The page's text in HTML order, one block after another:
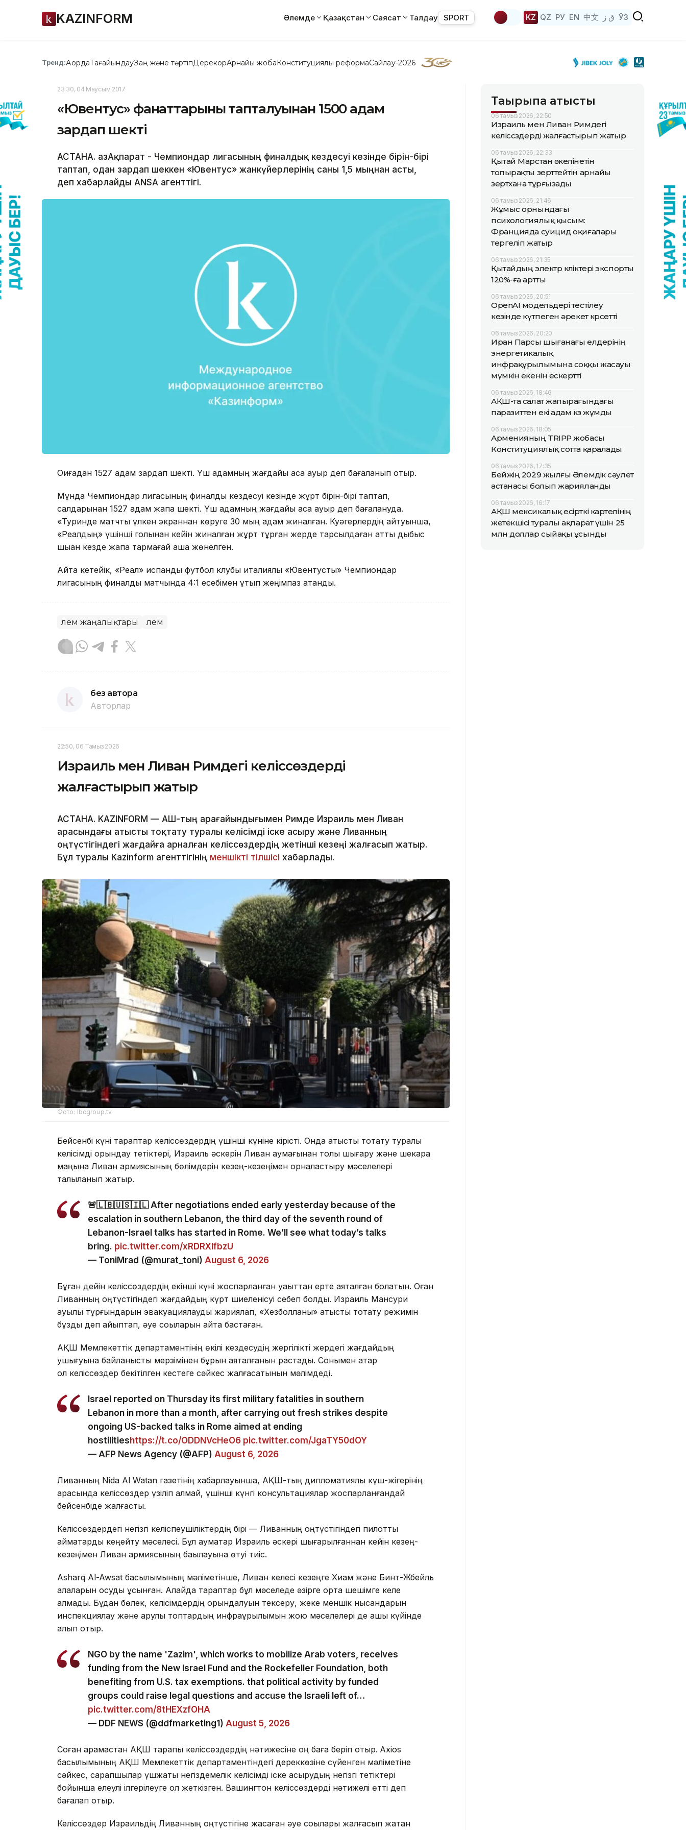
KAZINFORM Әлемде Қазақстан Саясат Талдау SPORT KZ QZ РУ EN 中文 ق ز ЎЗ
Тренд:АқордаТағайындауЗаң және тәртіпДерекқорАрнайы жобаКонституциялық реформаСайлау-2026
23:30, 04 Маусым 2017
«Ювентус» фанаттарының тапталуынан 1500 адам
зардап шекті
АСТАНА. ҚазАқпарат - Чемпиондар лигасының финалдық кездесуі кезінде бірін-бірі
таптап, одан зардап шеккен «Ювентус» жанкүйерлерінің саны 1,5 мыңнан асты,
деп хабарлайды ANSA агенттігі.
Оқиғадан 1527 адам зардап шекті. Үш адамның жағдайы аса ауыр деп бағаланып отыр.
Мұнда Чемпиондар лигасының финалдық кездесуі кезінде жұрт бірін-бірі таптап,
салдарынан 1527 адам жапа шекті. Үш адамның жағдайы аса ауыр деп бағалануда.
«Туринде матчты үлкен экраннан көруге 30 мың адам жиналған. Куәгерлердің айтуынша,
«Реалдың» үшінші голынан кейін жиналған жұрт тұрған жерде тарсылдаған қатты дыбыс
шыққан кезде жапа тармағай қаша жөнелген.
Айта кетейік, «Реал» испандық футбол клубы италиялық «Ювентусты» Чемпиондар
лигасының финалдық матчында 4:1 есебімен ұтып жеңімпаз атанды.
Әлем жаңалықтары Әлем
без автора
Авторлар
22:50, 06 Тамыз 2026
Израиль мен Ливан Римдегі келіссөздерді
жалғастырып жатыр
АСТАНА. KAZINFORM — АҚШ-тың арағайындығымен Римде Израиль мен Ливан
арасындағы атысты тоқтату туралы келісімді іске асыру және Ливанның
оңтүстігіндегі жағдайға арналған келіссөздердің жетінші кезеңі жалғасып жатыр.
Бұл туралы Kazinform агенттігінің меншікті тілшісі хабарлады.
Фото: lbcgroup.tv
Бейсенбі күні тараптар келіссөздердің үшінші күніне кірісті. Онда атысты тоқтату туралы
келісімді орындау тетіктері, Израиль әскерін Ливан аумағынан толық шығару және шекара
маңына Ливан армиясының бөлімдерін кезең-кезеңімен орналастыру мәселелері
талқыланып жатыр.
🚨🇱🇧🇺🇸🇮🇱 After negotiations ended early yesterday because of the
escalation in southern Lebanon, the third day of the seventh round of
Lebanon-Israel talks has started in Rome. We’ll see what today’s talks
bring. pic.twitter.com/xRDRXlfbzU
— ToniMrad (@murat_toni) August 6, 2026
Бұған дейін келіссөздердің екінші күні жоспарланған уақыттан ерте аяқталған болатын. Оған
Ливанның оңтүстігіндегі жағдайдың күрт шиеленісуі себеп болды. Израиль Мансури
ауылы тұрғындарын эвакуациялауды жариялап, «Хезболланы» атысты тоқтату режимін
бұзды деп айыптап, әуе соққыларын қайта бастаған.
АҚШ Мемлекеттік департаментінің өкілі кездесудің жергілікті жердегі жағдайдың
ушығуына байланысты мерзімінен бұрын аяқталғанын растады. Сонымен қатар
ол келіссөздер бекітілген кестеге сәйкес жалғасатынын мәлімдеді.
Israel reported on Thursday its first military fatalities in southern
Lebanon in more than a month, after carrying out fresh strikes despite
ongoing US-backed talks in Rome aimed at ending
hostilities https://t.co/ODDNVcHeO6 pic.twitter.com/JgaTY50dOY
— AFP News Agency (@AFP) August 6, 2026
Ливанның Nida Al Watan газетінің хабарлауынша, АҚШ-тың дипломатиялық күш-жігерінің
арқасында келіссөздер үзіліп қалмай, үшінші күнгі консультациялар жоспарланғандай
бейсенбіде жалғасты.
Келіссөздердегі негізгі келіспеушіліктердің бірі — Ливанның оңтүстігіндегі пилоттық
аймақтарды кеңейту мәселесі. Бұл аумақтар Израиль әскері шығарылғаннан кейін кезең-
кезеңімен Ливан армиясының бақылауына өтуі тиіс.
Asharq Al-Awsat басылымының мәліметінше, Ливан келесі кезеңге Хиам және Бинт-Жбейль
қалаларын қосуды ұсынған. Алайда тараптар бұл мәселеде әзірге ортақ шешімге келе
алмады. Бұдан бөлек, келісімдердің орындалуын тексеру, жеке меншік нысандарын
инспекциялау және қарулы топтардың инфрақұрылымын жою мәселелері де ашық күйінде
қалып отыр.
NGO by the name 'Zazim', which works to mobilize Arab voters, receives
funding from the New Israel Fund and the Rockefeller Foundation, both
benefiting from U.S. tax exemptions. that political activity by funded
groups could raise legal questions and accuse the Israeli left of…
pic.twitter.com/8tHEXzfOHA
— DDF NEWS (@ddfmarketing1) August 5, 2026
Соған қарамастан АҚШ тарапы келіссөздердің нәтижесіне оң баға беріп отыр. Axios
басылымының АҚШ Мемлекеттік департаментіндегі дереккөзіне сүйенген мәліметіне
сәйкес, сарапшылар үшжақты негіздемелік келісімді іске асырудың негізгі тетіктері
бойынша елеулі ілгерілеуге қол жеткізген. Вашингтон келіссөздерді нәтижелі өтті деп
бағалап отыр.
Келіссөздер Израильдің Ливанның оңтүстігіне жасаған әуе соққылары жалғасып жатқан
Тақырыпқа қатысты
06 тамыз 2026, 22:50
Израиль мен Ливан Римдегі
келіссөздерді жалғастырып жатыр
06 тамыз 2026, 22:33
Қытай Марстан әкелінетін
топырақты зерттейтін арнайы
зертхана тұрғызады
06 тамыз 2026, 21:46
Жұмыс орнындағы
психологиялық қысым:
Францияда суицид оқиғалары
тергеліп жатыр
06 тамыз 2026, 21:35
Қытайдың электр көліктері экспорты
120%-ға артты
06 тамыз 2026, 20:51
OpenAI модельдері тестілеу
кезінде күтпеген әрекет көрсетті
06 тамыз 2026, 20:20
Иран Парсы шығанағы елдерінің
энергетикалық
инфрақұрылымына соққы жасауы
мүмкін екенін ескертті
06 тамыз 2026, 18:46
АҚШ-та салат жапырағындағы
паразиттен екі адам көз жұмды
06 тамыз 2026, 18:05
Арменияның TRIPP жобасы
Конституциялық сотта қаралады
06 тамыз 2026, 17:35
Бейжің 2029 жылғы Әлемдік сәулет
астанасы болып жарияланды
06 тамыз 2026, 16:17
АҚШ мексикалық есірткі картелінің
жетекшісі туралы ақпарат үшін 25
млн доллар сыйақы ұсынды